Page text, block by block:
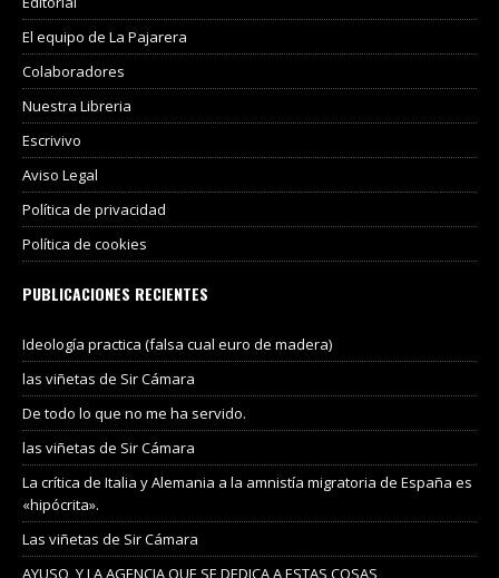
El equipo de La Pajarera
Colaboradores
Nuestra Libreria
Escrivivo
Aviso Legal
Política de privacidad
Política de cookies
PUBLICACIONES RECIENTES
Ideología practica (falsa cual euro de madera)
las viñetas de Sir Cámara
De todo lo que no me ha servido.
las viñetas de Sir Cámara
La crítica de Italia y Alemania a la amnistía migratoria de España es
«hipócrita».
Las viñetas de Sir Cámara
AYUSO, Y LA AGENCIA QUE SE DEDICA A ESTAS COSAS